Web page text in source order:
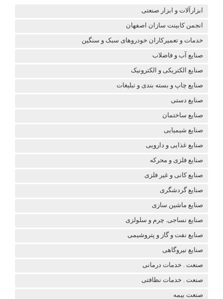
ابزارآلات و ابزار صنعتی
انجمن کابینت سازان اصفهان
خدمات و تعمیرکاران خودروهای سبک و سنگین
صنایع آب و فاضلاب
صنایع الکتریکی و الکترونیک
صنایع چاپ و بسته بندی و تبلیغات
صنایع دستی
صنایع ساختمان
صنایع شیمیایی
صنایع غذایی و دارویی
صنایع فلزی و محرکه
صنایع کانی و غیر فلزی
صنایع گردشگری
صنایع ماشین سازی
صنایع نساجی. چرم و سلولزی
صنایع نفت و گاز و پتروشیمی
صنایع نیروگاهی
صنعت . خدمات درمانی
صنعت . خدمات نظافتی
صنعت بیمه